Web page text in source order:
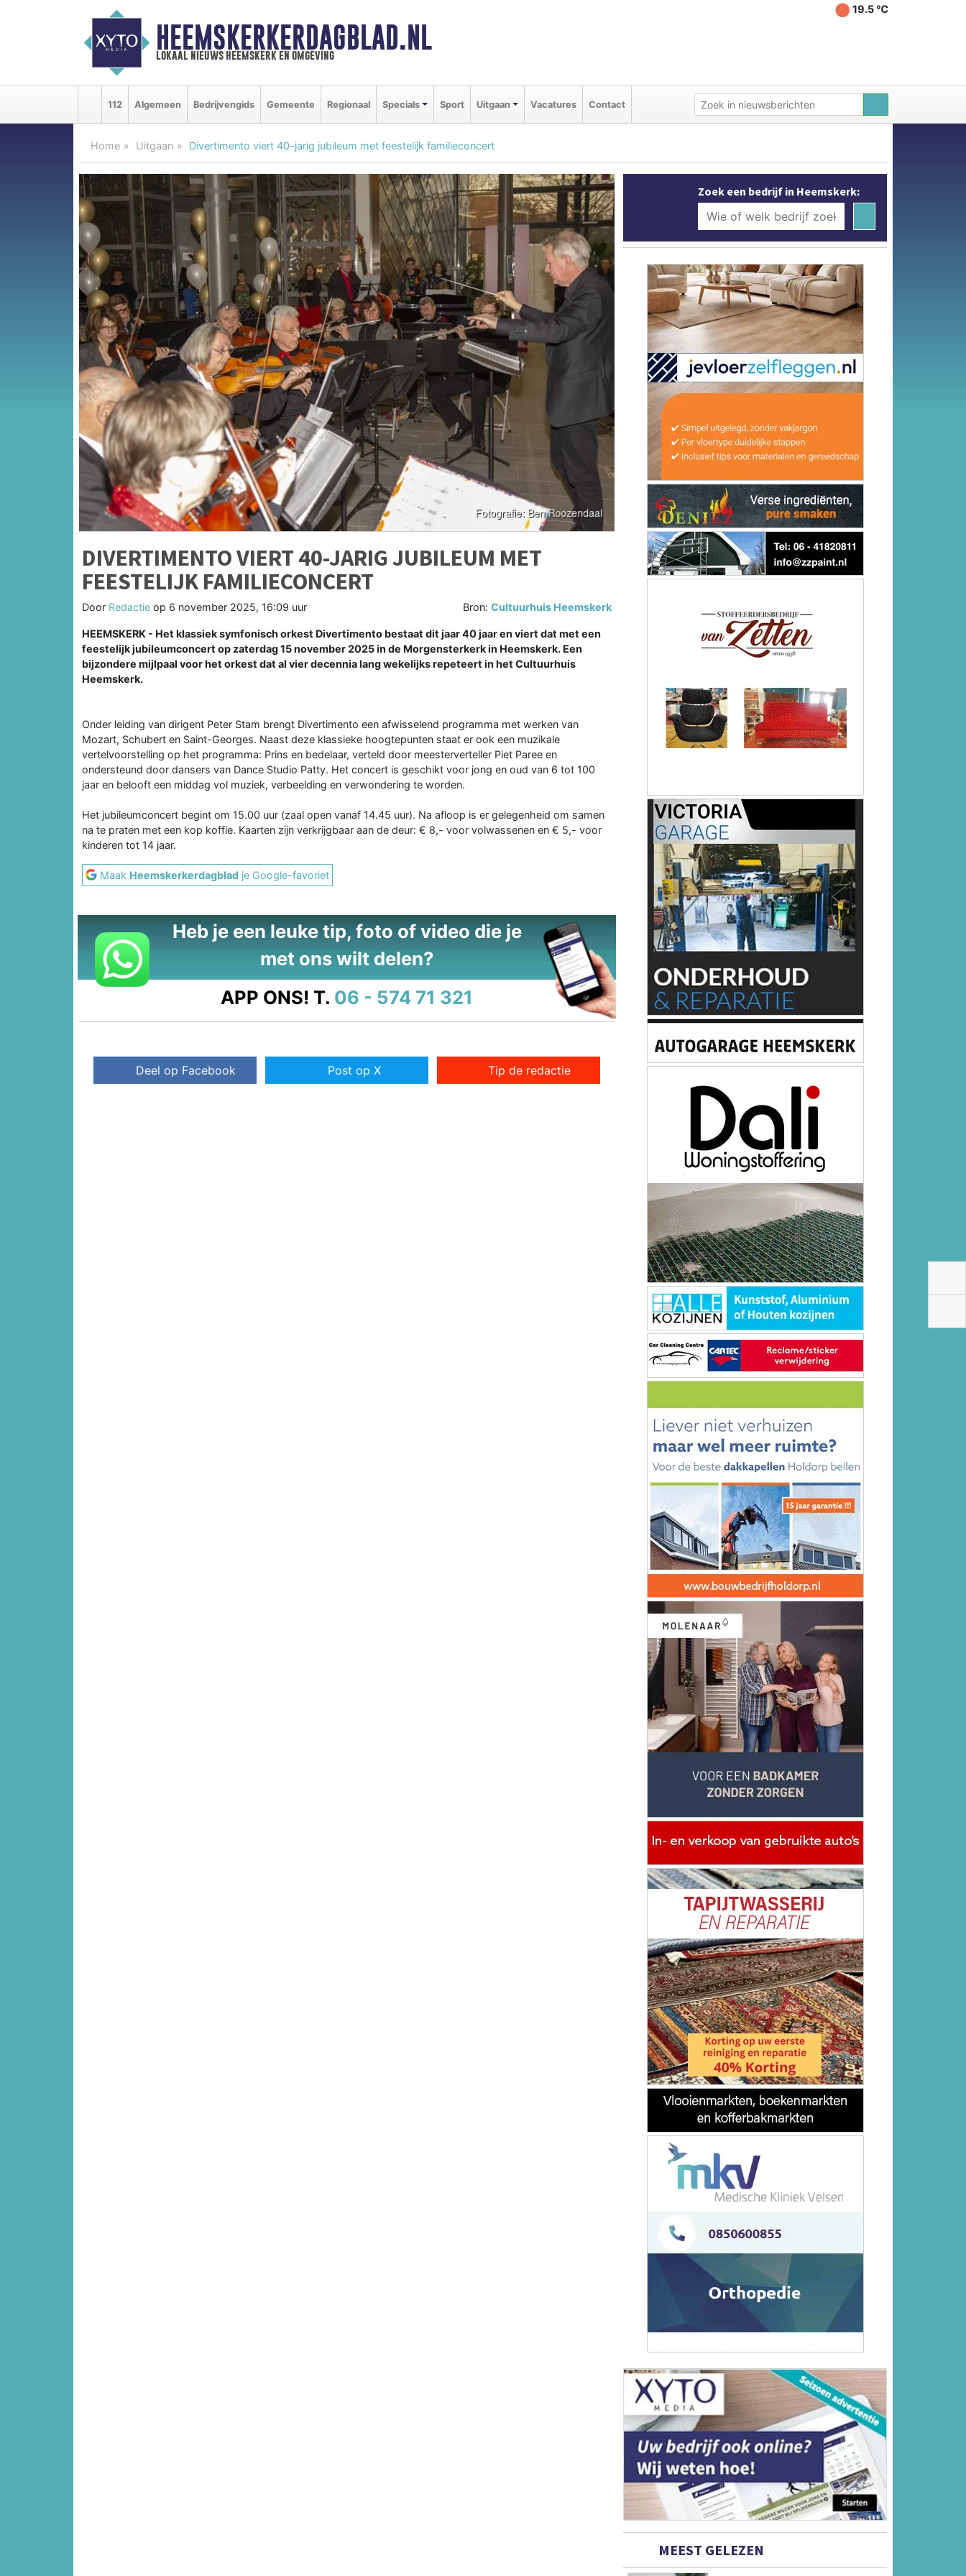
HEEMSKERKERDAGBLAD.NL
lokaal nieuws heemskerk en omgeving
19.5 ℃
112 Algemeen Bedrijvengids Gemeente Regionaal Specials Sport Uitgaan Vacatures Contact
Home Uitgaan Divertimento viert 40-jarig jubileum met feestelijk familieconcert
DIVERTIMENTO VIERT 40-JARIG JUBILEUM MET
FEESTELIJK FAMILIECONCERT
Door Redactie op 6 november 2025, 16:09 uur Bron:Cultuurhuis Heemskerk
HEEMSKERK - Het klassiek symfonisch orkest Divertimento bestaat dit jaar 40 jaar en viert dat met een
feestelijk jubileumconcert op zaterdag 15 november 2025 in de Morgensterkerk in Heemskerk. Een
bijzondere mijlpaal voor het orkest dat al vier decennia lang wekelijks repeteert in het Cultuurhuis
Heemskerk.
Onder leiding van dirigent Peter Stam brengt Divertimento een afwisselend programma met werken van
Mozart, Schubert en Saint-Georges. Naast deze klassieke hoogtepunten staat er ook een muzikale
vertelvoorstelling op het programma: Prins en bedelaar, verteld door meesterverteller Piet Paree en
ondersteund door dansers van Dance Studio Patty. Het concert is geschikt voor jong en oud van 6 tot 100
jaar en belooft een middag vol muziek, verbeelding en verwondering te worden.
Het jubileumconcert begint om 15.00 uur (zaal open vanaf 14.45 uur). Na afloop is er gelegenheid om samen
na te praten met een kop koffie. Kaarten zijn verkrijgbaar aan de deur: € 8,- voor volwassenen en € 5,- voor
kinderen tot 14 jaar.
Maak Heemskerkerdagblad je Google-favoriet
Heb je een leuke tip, foto of video die je
met ons wilt delen?
APP ONS! T. 06 - 574 71 321
Deel op Facebook Post op X Tip de redactie
Zoek een bedrijf in Heemskerk:
MEEST GELEZEN